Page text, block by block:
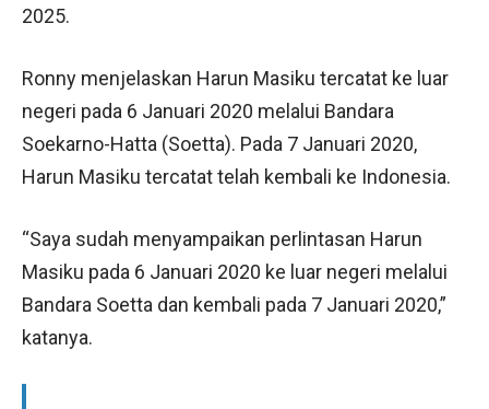
2025.
Ronny menjelaskan Harun Masiku tercatat ke luar
negeri pada 6 Januari 2020 melalui Bandara
Soekarno-Hatta (Soetta). Pada 7 Januari 2020,
Harun Masiku tercatat telah kembali ke Indonesia.
“Saya sudah menyampaikan perlintasan Harun
Masiku pada 6 Januari 2020 ke luar negeri melalui
Bandara Soetta dan kembali pada 7 Januari 2020,”
katanya.